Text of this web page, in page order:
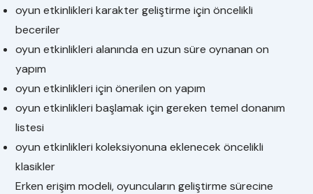
oyun etkinlikleri karakter geliştirme için öncelikli
beceriler
oyun etkinlikleri alanında en uzun süre oynanan on
yapım
oyun etkinlikleri için önerilen on yapım
oyun etkinlikleri başlamak için gereken temel donanım
listesi
oyun etkinlikleri koleksiyonuna eklenecek öncelikli
klasikler
Erken erişim modeli, oyuncuların geliştirme sürecine